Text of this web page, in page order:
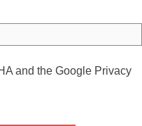
and the Google Privacy